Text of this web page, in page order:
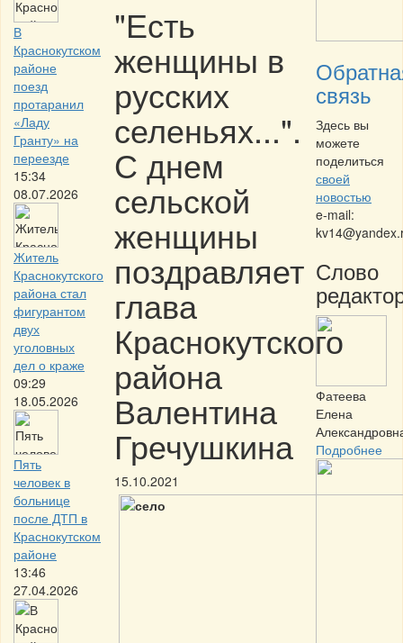
В
Краснокутском
районе
поезд
протаранил
«Ладу
Гранту» на
переезде
15:34
08.07.2026
Житель
Краснокутского
района стал
фигурантом
двух
уголовных
дел о краже
09:29
18.05.2026
Пять
человек в
больнице
после ДТП в
Краснокутском
районе
13:46
27.04.2026
"Есть
женщины в
русских
селеньях...".
С днем
сельской
женщины
поздравляет
глава
Краснокутского
района
Валентина
Гречушкина
15.10.2021
связь
Здесь вы
можете
поделиться
своей
новостью
e-mail:
Слово
Фатеева
Елена
Подробнее